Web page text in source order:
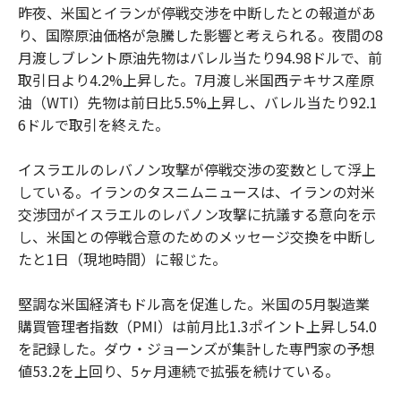
昨夜、米国とイランが停戦交渉を中断したとの報道があ
り、国際原油価格が急騰した影響と考えられる。夜間の8
月渡しブレント原油先物はバレル当たり94.98ドルで、前
取引日より4.2%上昇した。7月渡し米国西テキサス産原
油（WTI）先物は前日比5.5%上昇し、バレル当たり92.1
6ドルで取引を終えた。
イスラエルのレバノン攻撃が停戦交渉の変数として浮上
している。イランのタスニムニュースは、イランの対米
交渉団がイスラエルのレバノン攻撃に抗議する意向を示
し、米国との停戦合意のためのメッセージ交換を中断し
たと1日（現地時間）に報じた。
堅調な米国経済もドル高を促進した。米国の5月製造業
購買管理者指数（PMI）は前月比1.3ポイント上昇し54.0
を記録した。ダウ・ジョーンズが集計した専門家の予想
値53.2を上回り、5ヶ月連続で拡張を続けている。